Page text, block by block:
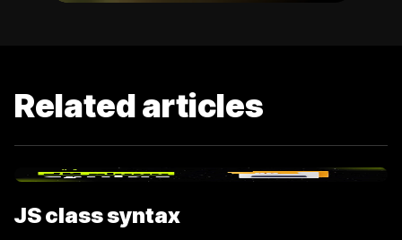
Related articles
JS class syntax